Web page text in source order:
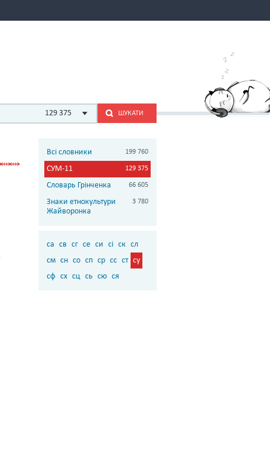
129 375 ШУКАТИ
Всі словники 199 760
СУМ-11 129 375
Словарь Грінченка 66 605
Знаки етнокультури
Жайворонка
3 780
са св сг се си сі ск сл
см сн со сп ср сс ст су
сф сх сц сь сю ся